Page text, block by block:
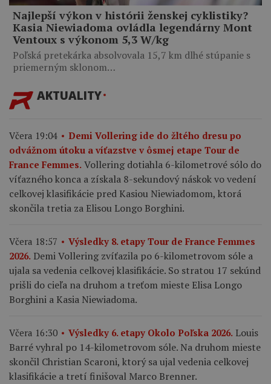
Najlepší výkon v histórii ženskej cyklistiky?
Kasia Niewiadoma ovládla legendárny Mont
Ventoux s výkonom 5,3 W/kg
Poľská pretekárka absolvovala 15,7 km dlhé stúpanie s
priemerným sklonom…
AKTUALITY
Včera 19:04
Demi Vollering ide do žltého dresu po
odvážnom útoku a víťazstve v ôsmej etape Tour de
France Femmes. Vollering dotiahla 6-kilometrové sólo do
víťazného konca a získala 8-sekundový náskok vo vedení
celkovej klasifikácie pred Kasiou Niewiadomom, ktorá
skončila tretia za Elisou Longo Borghini.
Včera 18:57
Výsledky 8. etapy Tour de France Femmes
2026. Demi Vollering zvíťazila po 6-kilometrovom sóle a
ujala sa vedenia celkovej klasifikácie. So stratou 17 sekúnd
prišli do cieľa na druhom a treťom mieste Elisa Longo
Borghini a Kasia Niewiadoma.
Včera 16:30 Výsledky 6. etapy Okolo Poľska 2026. Louis
Barré vyhral po 14-kilometrovom sóle. Na druhom mieste
skončil Christian Scaroni, ktorý sa ujal vedenia celkovej
klasifikácie a tretí finišoval Marco Brenner.